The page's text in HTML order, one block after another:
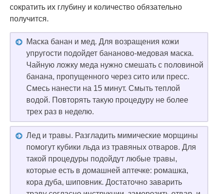
сократить их глубину и количество обязательно
получится.
Маска банан и мед. Для возращения кожи
упругости подойдет бананово-медовая маска.
Чайную ложку меда нужно смешать с половиной
банана, пропущенного через сито или пресс.
Смесь нанести на 15 минут. Смыть теплой
водой. Повторять такую процедуру не более
трех раз в неделю.
Лед и травы. Разгладить мимические морщины
помогут кубики льда из травяных отваров. Для
такой процедуры подойдут любые травы,
которые есть в домашней аптечке: ромашка,
кора дуба, шиповник. Достаточно заварить